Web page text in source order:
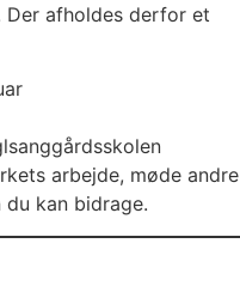
afholdes derfor et
arbejde, møde andre
kan bidrage.